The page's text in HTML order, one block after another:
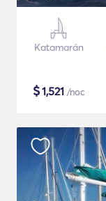
Katamarán
$1,521 /noc